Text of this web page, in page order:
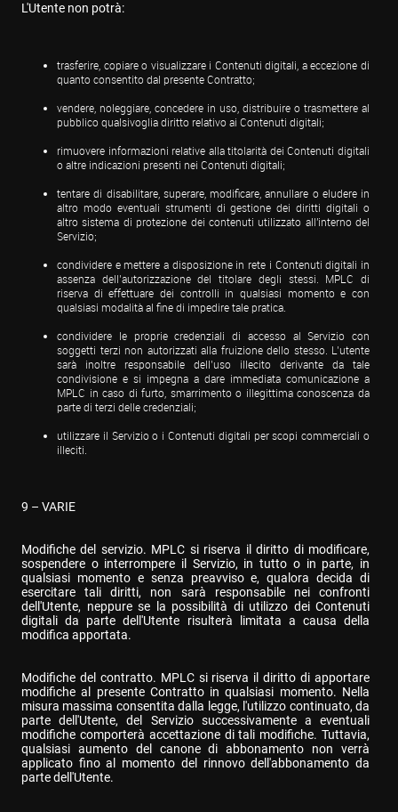
L'Utente non potrà:
trasferire, copiare o visualizzare i Contenuti digitali, a eccezione di
quanto consentito dal presente Contratto;
vendere, noleggiare, concedere in uso, distribuire o trasmettere al
pubblico qualsivoglia diritto relativo ai Contenuti digitali;
rimuovere informazioni relative alla titolarità dei Contenuti digitali
o altre indicazioni presenti nei Contenuti digitali;
tentare di disabilitare, superare, modificare, annullare o eludere in
altro modo eventuali strumenti di gestione dei diritti digitali o
altro sistema di protezione dei contenuti utilizzato all'interno del
Servizio;
condividere e mettere a disposizione in rete i Contenuti digitali in
assenza dell’autorizzazione del titolare degli stessi. MPLC di
riserva di effettuare dei controlli in qualsiasi momento e con
qualsiasi modalità al fine di impedire tale pratica.
condividere le proprie credenziali di accesso al Servizio con
soggetti terzi non autorizzati alla fruizione dello stesso. L’utente
sarà inoltre responsabile dell’uso illecito derivante da tale
condivisione e si impegna a dare immediata comunicazione a
MPLC in caso di furto, smarrimento o illegittima conoscenza da
parte di terzi delle credenziali;
utilizzare il Servizio o i Contenuti digitali per scopi commerciali o
illeciti.
9 – VARIE
Modifiche del servizio. MPLC si riserva il diritto di modificare,
sospendere o interrompere il Servizio, in tutto o in parte, in
qualsiasi momento e senza preavviso e, qualora decida di
esercitare tali diritti, non sarà responsabile nei confronti
dell'Utente, neppure se la possibilità di utilizzo dei Contenuti
digitali da parte dell'Utente risulterà limitata a causa della
modifica apportata.
Modifiche del contratto. MPLC si riserva il diritto di apportare
modifiche al presente Contratto in qualsiasi momento. Nella
misura massima consentita dalla legge, l'utilizzo continuato, da
parte dell'Utente, del Servizio successivamente a eventuali
modifiche comporterà accettazione di tali modifiche. Tuttavia,
qualsiasi aumento del canone di abbonamento non verrà
applicato fino al momento del rinnovo dell'abbonamento da
parte dell'Utente.